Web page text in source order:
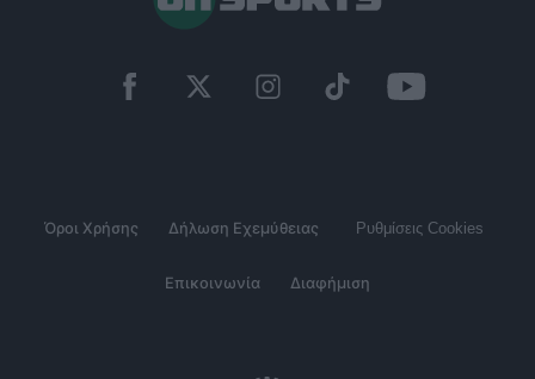
Όροι Χρήσης Δήλωση Εχεμύθειας Ρυθμίσεις Cookies
Επικοινωνία Διαφήμιση